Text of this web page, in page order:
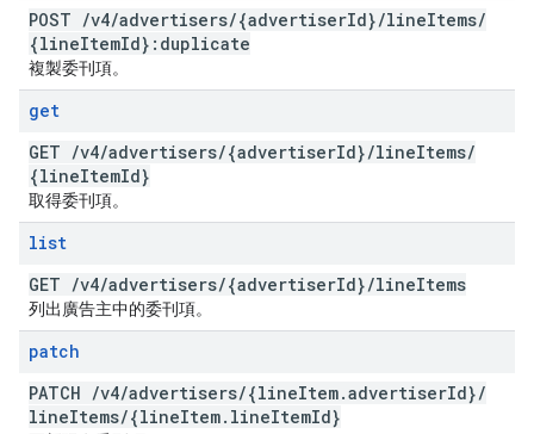
POST /v4/advertisers/{advertiserId}/lineItems/
{lineItemId}:duplicate
複製委刊項。
get
GET /v4/advertisers/{advertiserId}/lineItems/
{lineItemId}
取得委刊項。
list
GET /v4/advertisers/{advertiserId}/lineItems
列出廣告主中的委刊項。
patch
PATCH /v4/advertisers/{lineItem.advertiserId}/
lineItems/{lineItem. lineItemId}